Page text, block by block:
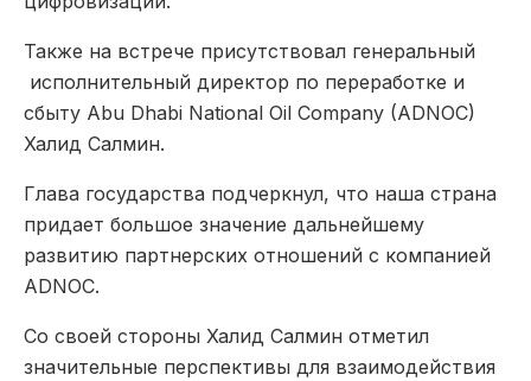
Также на встрече присутствовал генеральный
исполнительный директор по переработке и
сбыту Abu Dhabi National Oil Company (ADNOC)
Халид Салмин.
Глава государства подчеркнул, что наша страна
придает большое значение дальнейшему
развитию партнерских отношений с компанией
ADNOC.
Со своей стороны Халид Салмин отметил
значительные перспективы для взаимодействия